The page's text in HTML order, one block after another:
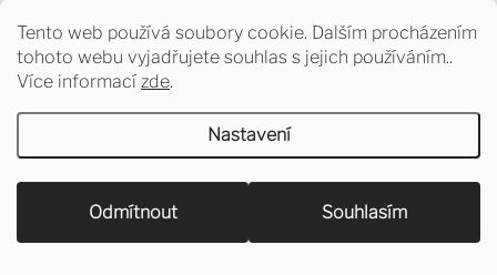
Tento web používá soubory cookie. Dalším procházením
tohoto webu vyjadřujete souhlas s jejich používáním..
Více informací zde.
Nastavení
Odmítnout Souhlasím
Sledování objednávky a vrácení zboží
Copyright 2026dress-code.cz. Všechna práva vyhrazena.
Upravit nastavení cookies